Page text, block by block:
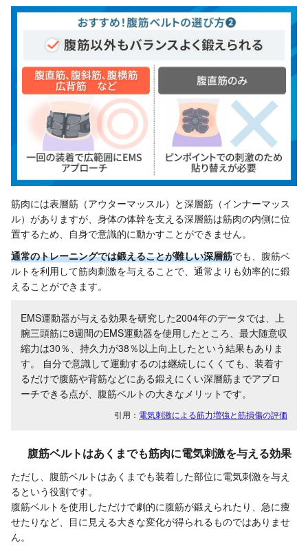
筋肉には表層筋（アウターマッスル）と深層筋（インナーマッス
ル）がありますが、身体の体幹を支える深層筋は筋肉の内側に位
置するため、自身で意識的に動かすことができません。
通常のトレーニングでは鍛えることが難しい深層筋でも、腹筋ベ
ルトを利用して筋肉刺激を与えることで、通常よりも効率的に鍛
えることができます。
EMS運動器が与える効果を研究した2004年のデータでは、上
腕三頭筋に8週間のEMS運動器を使用したところ、最大随意収
縮力は30％、持久力が38％以上向上したという結果もありま
す。 自分で意識して運動するのは継続しにくくても、装着す
るだけで腹筋や背筋などにある鍛えにくい深層筋までアプロ
ーチできる点が、腹筋ベルトの大きなメリットです。
引用： 電気刺激による筋力増強と筋損傷の評価
腹筋ベルトはあくまでも筋肉に電気刺激を与える効果
ただし、腹筋ベルトはあくまでも装着した部位に電気刺激を与え
るという役割です。
腹筋ベルトを使用しただけで劇的に腹筋が鍛えられたり、急に痩
せたりなど、目に見える大きな変化が得られるものではありませ
ん。